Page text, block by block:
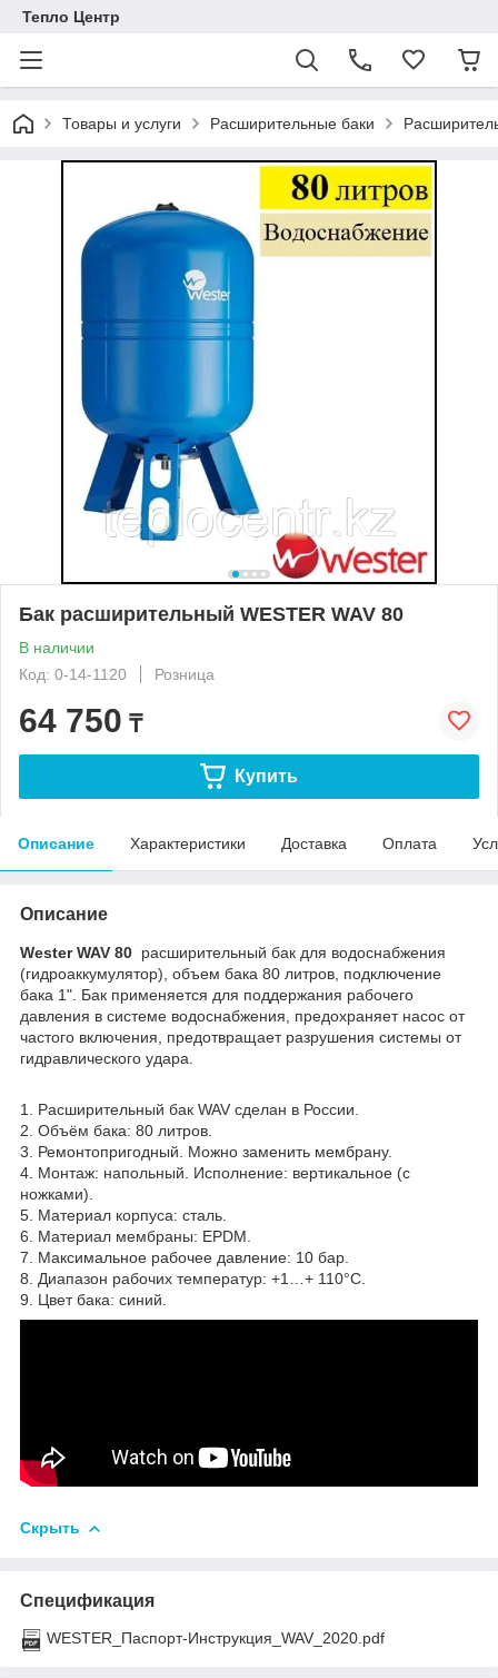
Тепло Центр
Товары и услуги Расширительные баки
Бак расширительный WESTER WAV 80
В наличии
Код: 0-14-1120
Розница
64 750 ₸
Купить
Описание Характеристики Доставка Оплата
Описание
Wester WAV 80 расширительный бак для водоснабжения
(гидроаккумулятор), объем бака 80 литров, подключение
бака 1". Бак применяется для поддержания рабочего
давления в системе водоснабжения, предохраняет насос от
частого включения, предотвращает разрушения системы от
гидравлического удара.
1. Расширительный бак WAV сделан в России.
2. Объём бака: 80 литров.
3. Ремонтопригодный. Можно заменить мембрану.
4. Монтаж: напольный. Исполнение: вертикальное (с
ножками).
5. Материал корпуса: сталь.
6. Материал мембраны: EPDM.
7. Максимальное рабочее давление: 10 бар.
8. Диапазон рабочих температур: +1…+ 110°С.
9. Цвет бака: синий.
Скрыть
Спецификация
WESTER_Паспорт-Инструкция_WAV_2020.pdf